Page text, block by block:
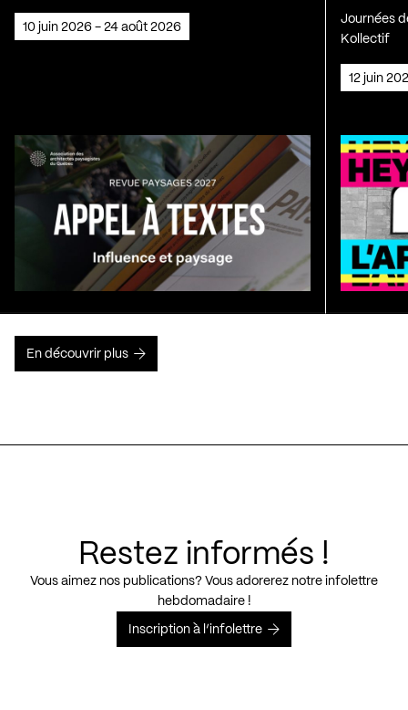
10 juin 2026 - 24 août 2026
Journées
Kollectif
12 juin
En découvrir plus
Restez informés !
Vous aimez nos publications? Vous adorerez notre infolettre
hebdomadaire !
Inscription à l’infolettre